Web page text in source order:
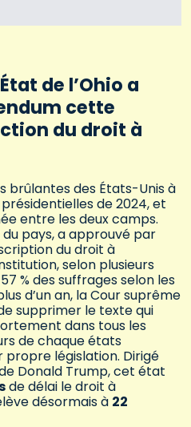
de l’Ohio a
cette
du droit à
brûlantes des États-Unis à
de 2024, et
entre les deux camps.
du pays, a approuvé par
du droit à
selon plusieurs
% des suffrages selon les
d’un an, la Cour suprême
supprimer le texte qui
dans tous les
de chaque états
législation. Dirigé
Donald Trump, cet état
de délai le droit à
désormais à 22